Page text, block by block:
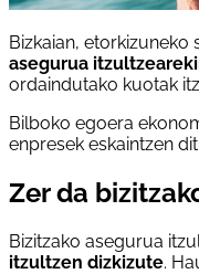
Bizkaian,
asegurua
ordaindutako kuotak
Bilboko egoera
enpresek eskaintzen
Zer da
Bizitzako asegurua
itzultzen dizkizute.